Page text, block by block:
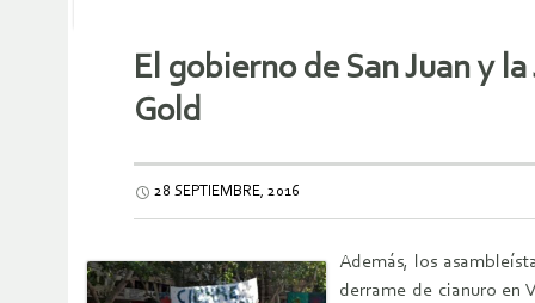
El gobierno de San Juan y
Gold
28 SEPTIEMBRE, 2016
Además, los
derrame de cianuro en